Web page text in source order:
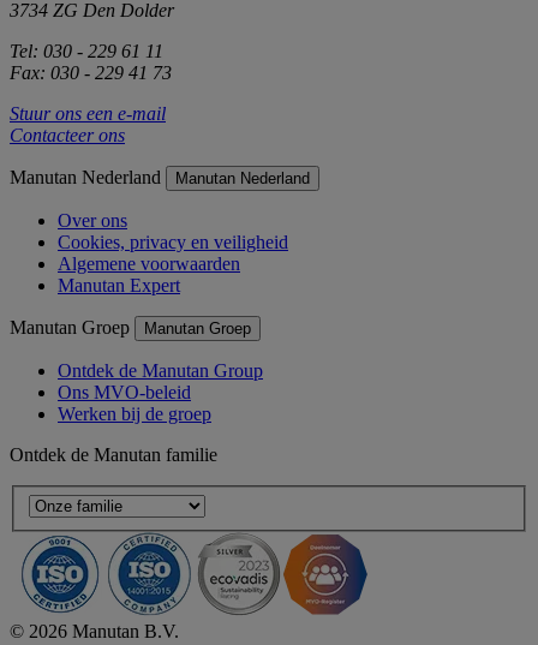
3734 ZG Den Dolder
Tel: 030 - 229 61 11
Fax: 030 - 229 41 73
Stuur ons een e-mail
Contacteer ons
Manutan Nederland Manutan Nederland
Over ons
Cookies, privacy en veiligheid
Algemene voorwaarden
Manutan Expert
Manutan Groep Manutan Groep
Ontdek de Manutan Group
Ons MVO-beleid
Werken bij de groep
Ontdek de Manutan familie
© 2026 Manutan B.V.